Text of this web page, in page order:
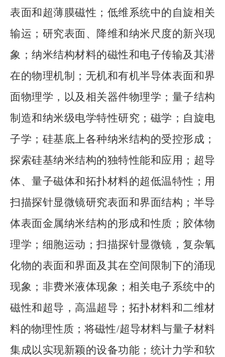
表面和超薄膜磁性；低维系统中的自旋相关
输运；研究表面、降维和纳米尺度的新兴现
象；纳米结构材料的磁性和电子传输及其潜
在的物理机制；无机和有机半导体表面和界
面物理学，以及相关器件物理学；量子结构
制造和纳米级电学特性研究；磁学；自旋电
子学；硅基底上各种纳米结构的受控形成；
探索硅基纳米结构的独特性能和应用；超导
体、量子磁体和拓扑材料的超低温特性；用
扫描探针显微镜研究表面和界面结构；半导
体表面金属纳米结构的形成和性质；胶体物
理学；细胞运动；扫描探针显微镜，复杂氧
化物的表面和界面及其在空间限制下的涌现
现象；非费米液体现象；相关电子系统中的
磁性和超导，高温超导；拓扑材料和二维材
料的物理性质；将磁性/超导材料与量子材料
集成以实现新颖的设备功能；统计力学和软